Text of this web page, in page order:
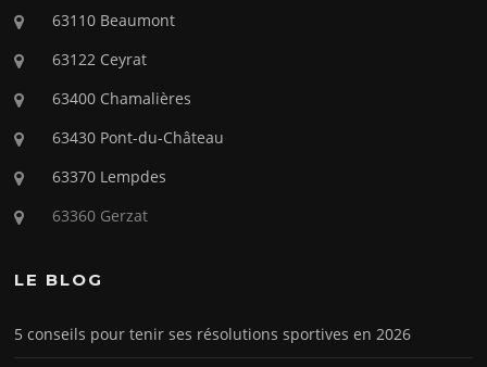
63110 Beaumont
63122 Ceyrat
63400 Chamalières
63430 Pont-du-Château
63370 Lempdes
63360 Gerzat
LE BLOG
5 conseils pour tenir ses résolutions sportives en 2026